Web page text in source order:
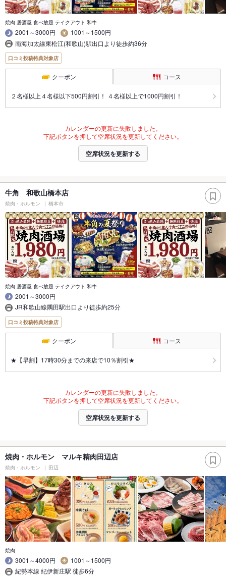
焼肉 居酒屋 食べ放題 テイクアウト 和牛
2001～3000円
1001～1500円
南海加太線東松江(和歌山)駅出口より徒歩約36分
口コミ投稿特典対象店
クーポン コース
２名様以上４名様以下500円割引！ ４名様以上で1000円割引！
カレンダーの更新に失敗しました。
下記ボタンを押して空席状況を更新してください。
空席状況を更新する
牛角 和歌山橋本店
焼肉・ホルモン 橋本市
焼肉 居酒屋 食べ放題 テイクアウト 和牛
2001～3000円
JR和歌山線隅田駅出口より徒歩約25分
口コミ投稿特典対象店
クーポン コース
★【早割】17時30分までの来店で10％割引★
カレンダーの更新に失敗しました。
下記ボタンを押して空席状況を更新してください。
空席状況を更新する
焼肉・ホルモン マルキ精肉田辺店
焼肉・ホルモン 田辺
焼肉
3001～4000円
1001～1500円
紀勢本線 紀伊新庄駅 徒歩6分